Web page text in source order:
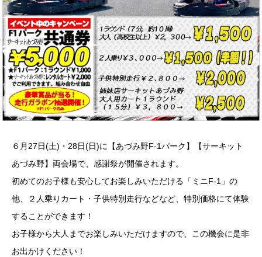
６月27日(土)・28日(日)に【あづみ野F-1パーク】【サーキット
あづみ野】両会場で、感謝祭が開催されます。
初めてのお子様も安心してお楽しみいただける「ミニF-1」の
他、２人乗りカート・子供特別走行などなど、特別価格にて体験
することができます！
お子様から大人までお楽しみいただけますので、この機会に是非
お出かけください！